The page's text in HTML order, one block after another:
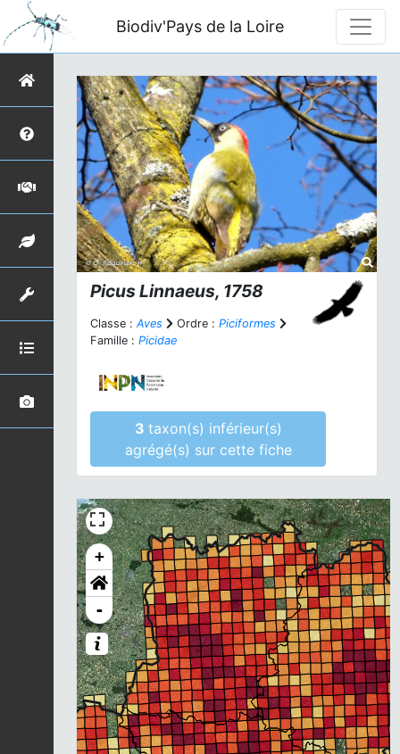
Biodiv'Pays de la Loire
Picus Linnaeus, 1758
Classe : Aves Ordre : Piciformes
Famille : Picidae
3 taxon(s) inférieur(s)
agrégé(s) sur cette fiche
+
-